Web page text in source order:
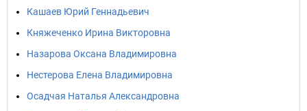
Кашаев Юрий Геннадьевич
Княжеченко Ирина Викторовна
Назарова Оксана Владимировна
Нестерова Елена Владимировна
Осадчая Наталья Александровна